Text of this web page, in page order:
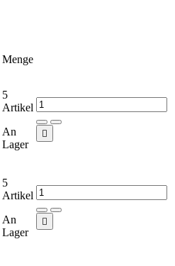
Menge
5
Artikel
An
Lager

5
Artikel
An
Lager
